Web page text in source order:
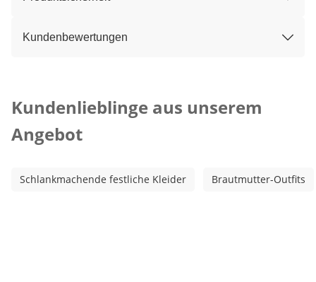
Kundenbewertungen
Kundenlieblinge aus unserem
Angebot
Schlankmachende festliche Kleider Brautmutter-Outfits